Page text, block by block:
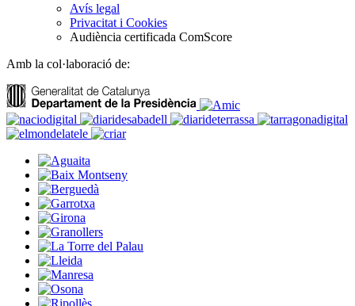
Avís legal
Privacitat i Cookies
Audiència certificada ComScore
Amb la col·laboració de: